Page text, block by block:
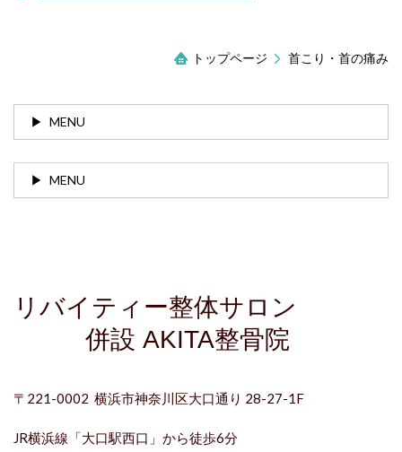
トップページ 首こり・首の痛み
MENU
MENU
リバイティー整体サロン
併設 AKITA整骨院
〒221-0002 横浜市神奈川区大口通り 28-27-1F
JR横浜線「大口駅西口 」から徒歩6分